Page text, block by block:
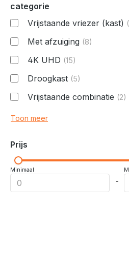
categorie
Vrijstaande vriezer (kast)
Met afzuiging (8)
4K UHD (15)
Droogkast (5)
Vrijstaande combinatie (2)
Toon meer
Prijs
Minimaal
-